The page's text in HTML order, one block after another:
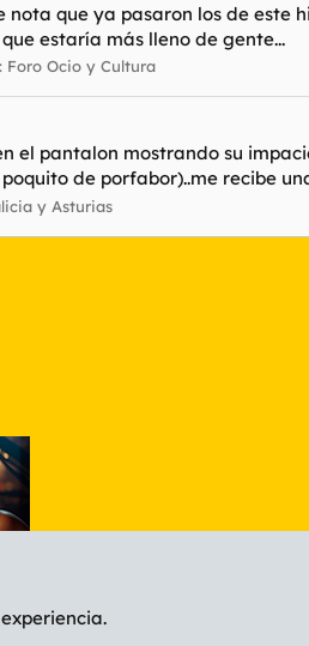
que ya pasaron los de este
estaría más lleno de gente...
Foro Ocio y Cultura
el pantalon mostrando su
de porfabor)..me recibe
y Asturias